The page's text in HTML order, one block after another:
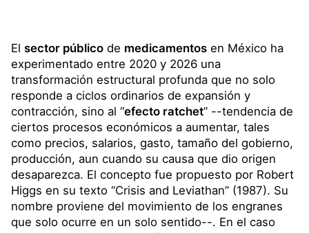
El sector público de medicamentos en México ha
experimentado entre 2020 y 2026 una
transformación estructural profunda que no solo
responde a ciclos ordinarios de expansión y
contracción, sino al “efecto ratchet” --tendencia de
ciertos procesos económicos a aumentar, tales
como precios, salarios, gasto, tamaño del gobierno,
producción, aun cuando su causa que dio origen
desaparezca. El concepto fue propuesto por Robert
Higgs en su texto “Crisis and Leviathan” (1987). Su
nombre proviene del movimiento de los engranes
que solo ocurre en un solo sentido--. En el caso